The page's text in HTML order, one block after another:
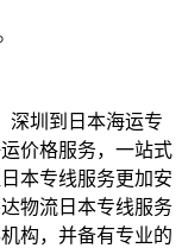
圳到日本海运专
价格服务，一站式
本专线服务更加安
物流日本专线服务
构，并备有专业的